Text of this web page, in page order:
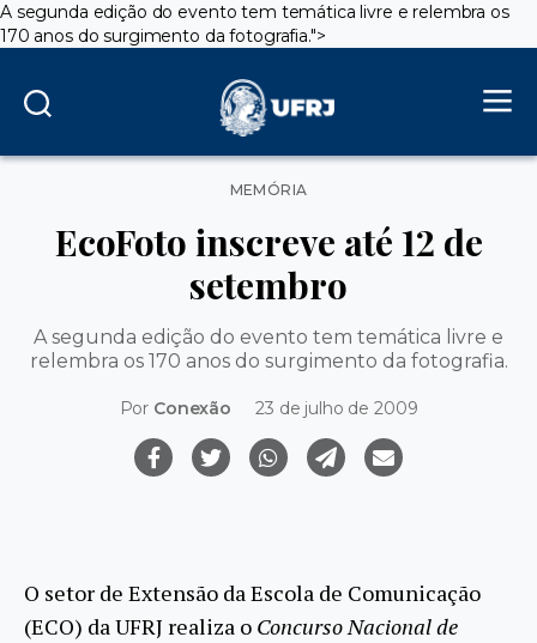
A segunda edição do evento tem temática livre e relembra os
170 anos do surgimento da fotografia.">
Categorias
MEMÓRIA
EcoFoto inscreve até 12 de
setembro
A segunda edição do evento tem temática livre e
relembra os 170 anos do surgimento da fotografia.
Por Conexão 23 de julho de 2009
O setor de Extensão da Escola de Comunicação
(ECO) da UFRJ realiza o Concurso Nacional de